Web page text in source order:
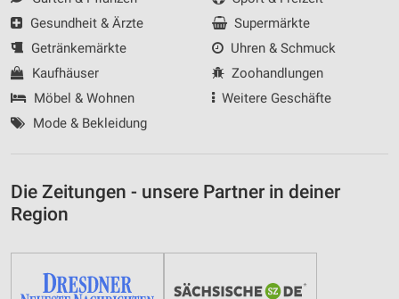
Gesundheit & Ärzte
Getränkemärkte
Kaufhäuser
Möbel & Wohnen
Mode & Bekleidung
Supermärkte
Uhren & Schmuck
Zoohandlungen
Weitere Geschäfte
Die Zeitungen - unsere Partner in deiner
Region